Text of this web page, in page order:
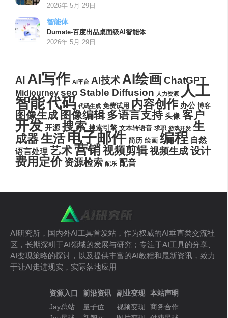
2026年 5月 29日
智能体
Dumate-百度出品桌面级AI智能体
2026年 5月 29日
AI AI写作 AI平台 AI技术AI绘画ChatGPT
Midjourney seo Stable Diffusion 人力资源 人工
智能代码 代码生成 免费试用 内容创作 办公 博客
图像生成 图像编辑 多语言支持 头像 客户
开发 开源 搜索 搜索引擎 文本转语音 求职 游戏开发 生
成器生活电子邮件 简历 绘画 编程 自然
语言处理 艺术营销视频剪辑视频生成设计
费用定价 资源检索 配乐 配音
AI研究所，国内外AI工具首发站，作为权威的AI垂直类交流社
区，长期深耕于AI领域的发展与研究；专注于AI工具的分享、
AI变现策略的探讨，以及提供丰富的AI教程和最新资讯，致力
于让AI走进现实，实际落地应用
资源入口
Jay总站
前沿资讯
量子位
副业变现
视频变现
本站声明
商务合作